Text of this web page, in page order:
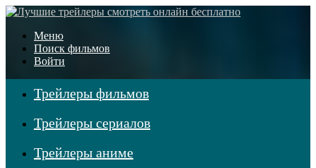
Меню
Поиск фильмов
Войти
Трейлеры фильмов
Трейлеры сериалов
Трейлеры аниме